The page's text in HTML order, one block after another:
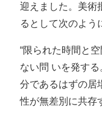
迎えました。美術
るとして次のよう
“限られた時間と
ない問 いを発す
分であるはずの居
性が無差別に共存